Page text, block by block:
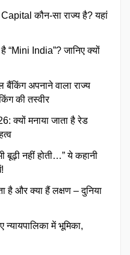
कौन-सा राज्य है? यहां
“Mini India”? जानिए क्यों
बैंकिंग अपनाने वाला राज्य
की तस्वीर
क्यों मनाया जाता है रेड
नहीं होती…” ये कहानी
और क्या हैं लक्षण – दुनिया
न्यायपालिका में भूमिका,